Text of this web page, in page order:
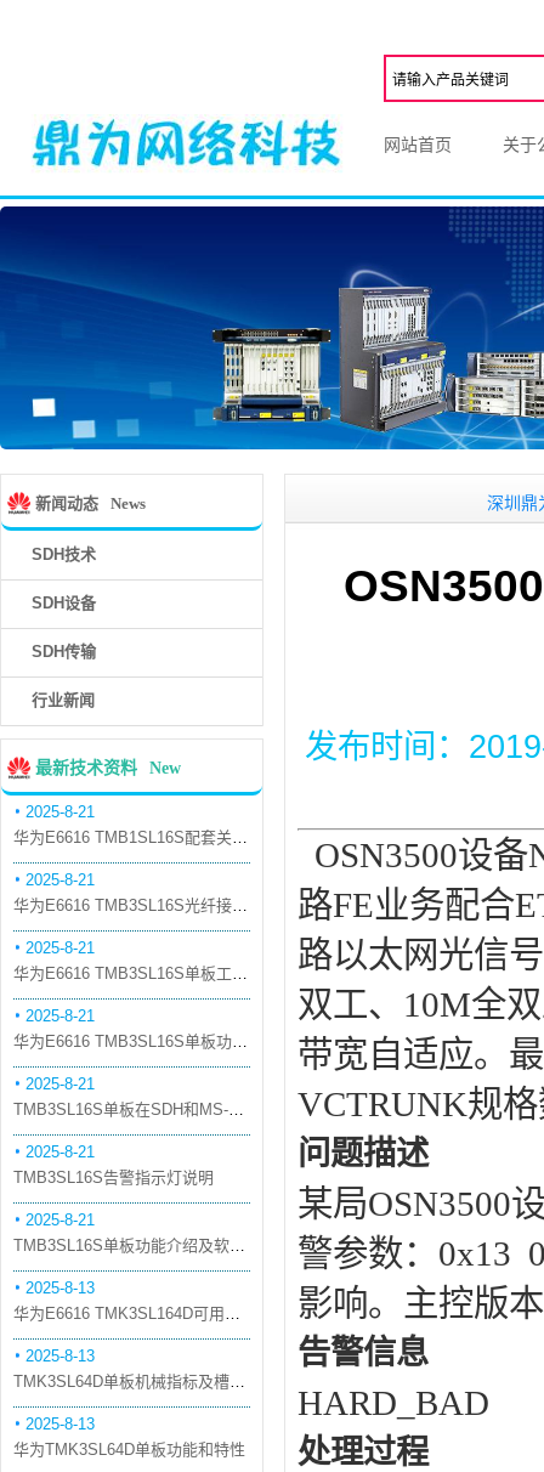
网站首页 关于
新闻动态 News
SDH技术
SDH设备
SDH传输
行业新闻
最新技术资料 New
2025-8-21
华为E6616 TMB1SL16S配套关系和替代关系
2025-8-21
华为E6616 TMB3SL16S光纤接口板槽位占用介绍
2025-8-21
华为E6616 TMB3SL16S单板工作原理和信号流
2025-8-21
华为E6616 TMB3SL16S单板功能和机械指标
2025-8-21
TMB3SL16S单板在SDH和MS-OTN模式下的应用
2025-8-21
TMB3SL16S告警指示灯说明
2025-8-21
TMB3SL16S单板功能介绍及软件配套
2025-8-13
华为E6616 TMK3SL164D可用万兆光模块
2025-8-13
TMK3SL64D单板机械指标及槽位介绍
2025-8-13
华为TMK3SL64D单板功能和特性
深圳鼎为网络
发布时间：
OSN3500设
路FE业务配合
路以太网光信
双工、10M全
带宽自适应。
VCTRUNK规
问题描述
某局OSN3500
警参数：0x13
影响。主控版
告警信息
HARD_BAD
处理过程